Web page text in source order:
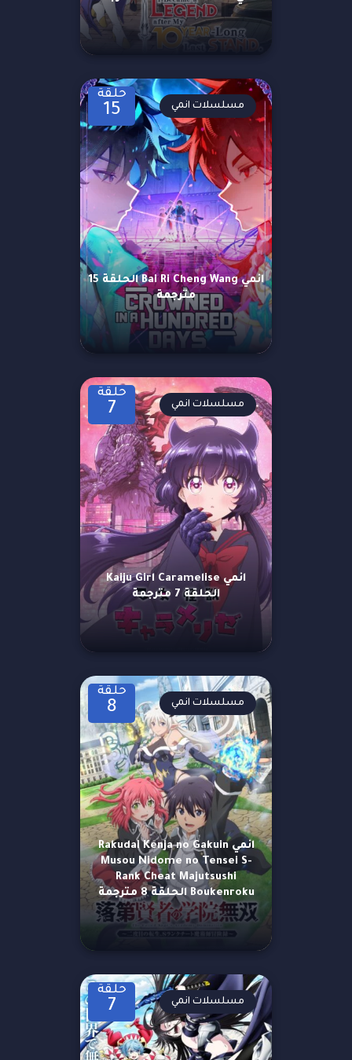
حلقة
15
انمي Bai Ri Cheng Wang الحلقة 15
مترجمة
مسلسلات انمي
حلقة
7
انمي Kaiju Girl Caramelise
الحلقة 7 مترجمة
مسلسلات انمي
حلقة
8
انمي Rakudai Kenja no Gakuin
Musou Nidome no Tensei S-
Rank Cheat Majutsushi
Boukenroku الحلقة 8 مترجمة
مسلسلات انمي
حلقة
7 مسلسلات انمي